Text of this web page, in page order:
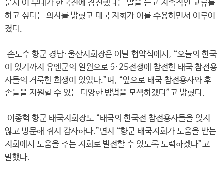
문시 이 부대가 한국전에 참전했다는 말을 듣고 지속적인 교류를
하고 싶다는 의사를 밝혔고 태국 지회가 이를 수용하면서 이루어
졌다.
손도수 향군 경남·울산시회장은 이날 협약식에서, “오늘의 한국
이 있기까지 유엔군의 일원으로 6·25전쟁에 참전한 태국 참전용
사들의 거룩한 희생이 있었다.”며, “앞으로 태국 참전용사와 후
손들을 지원할 수 있는 다양한 방법을 모색하겠다”고 밝혔다.
이종혁 향군 태국지회장도 “태국의 한국전 참전용사들을 잊지
않고 방문해 줘서 감사하다.”면서 “향군 태국지회가 도움을 받는
지회에서 도움을 주는 지회로 발전할 수 있도록 노력하겠다”고
말했다.